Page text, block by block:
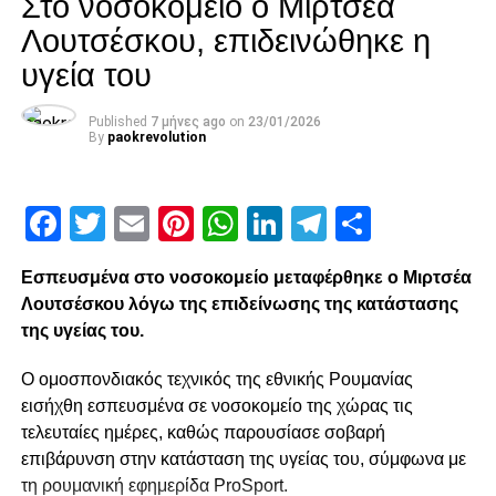
παιχνίδια» .
«Έχουμε στο μυαλό μας το απόλυτο και θέλουμε να συνεχίσουμε να
στο παρελθόν» .
Για τα στοιχεία που πρέπει να δείξει η ομάδα για να πάρει την νίκη:
«Σίγουρα η συγκέντρωση. Από κει και πέρα θα πρέπει να
παρουσιαστούμε όσο το δυνατόν πιο ξεκούραστοι και φρέσκοι ώστε
να δώσουμε τον καλύτερο μας εαυτό και να πάρουμε την νίκη» .
Λουτσέσκου, επιδεινώθηκε η
υγεία του
Published 7 μήνες ago on 23/01/2026
By paokrevolution
Facebook
Twitter
EmailPinterest
WhatsApp
LinkedIn
Telegram
Εσπευσμένα στο νοσοκομείο μεταφέρθηκε ο Μιρτσέα
Λουτσέσκου λόγω της επιδείνωσης της κατάστασης
της υγείας του.
Ο ομοσπονδιακός τεχνικός της εθνικής Ρουμανίας
εισήχθη εσπευσμένα σε νοσοκομείο της χώρας τις
τελευταίες ημέρες, καθώς παρουσίασε σοβαρή
επιβάρυνση στην κατάσταση της υγείας του, σύμφωνα με
τη ρουμανική εφημερίδα ProSport.